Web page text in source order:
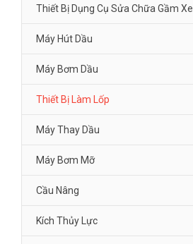
Thiết Bị Dụng Cụ Sửa Chữa Gầm Xe
Máy Hút Dầu
Máy Bơm Dầu
Thiết Bị Làm Lốp
Máy Thay Dầu
Máy Bơm Mỡ
Cầu Nâng
Kích Thủy Lực